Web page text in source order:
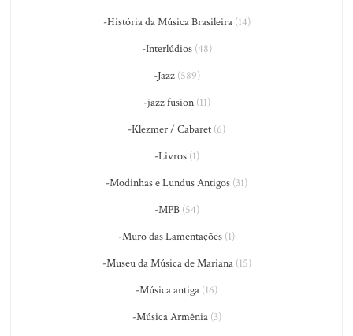
-História da Música Brasileira(14)
-Interlúdios(48)
-Jazz(589)
-jazz fusion(11)
-Klezmer / Cabaret (6)
-Livros(1)
-Modinhas e Lundus Antigos (31)
-MPB(54)
-Muro das Lamentações (1)
-Museu da Música de Mariana(15)
-Música antiga (16)
-Música Armênia(3)